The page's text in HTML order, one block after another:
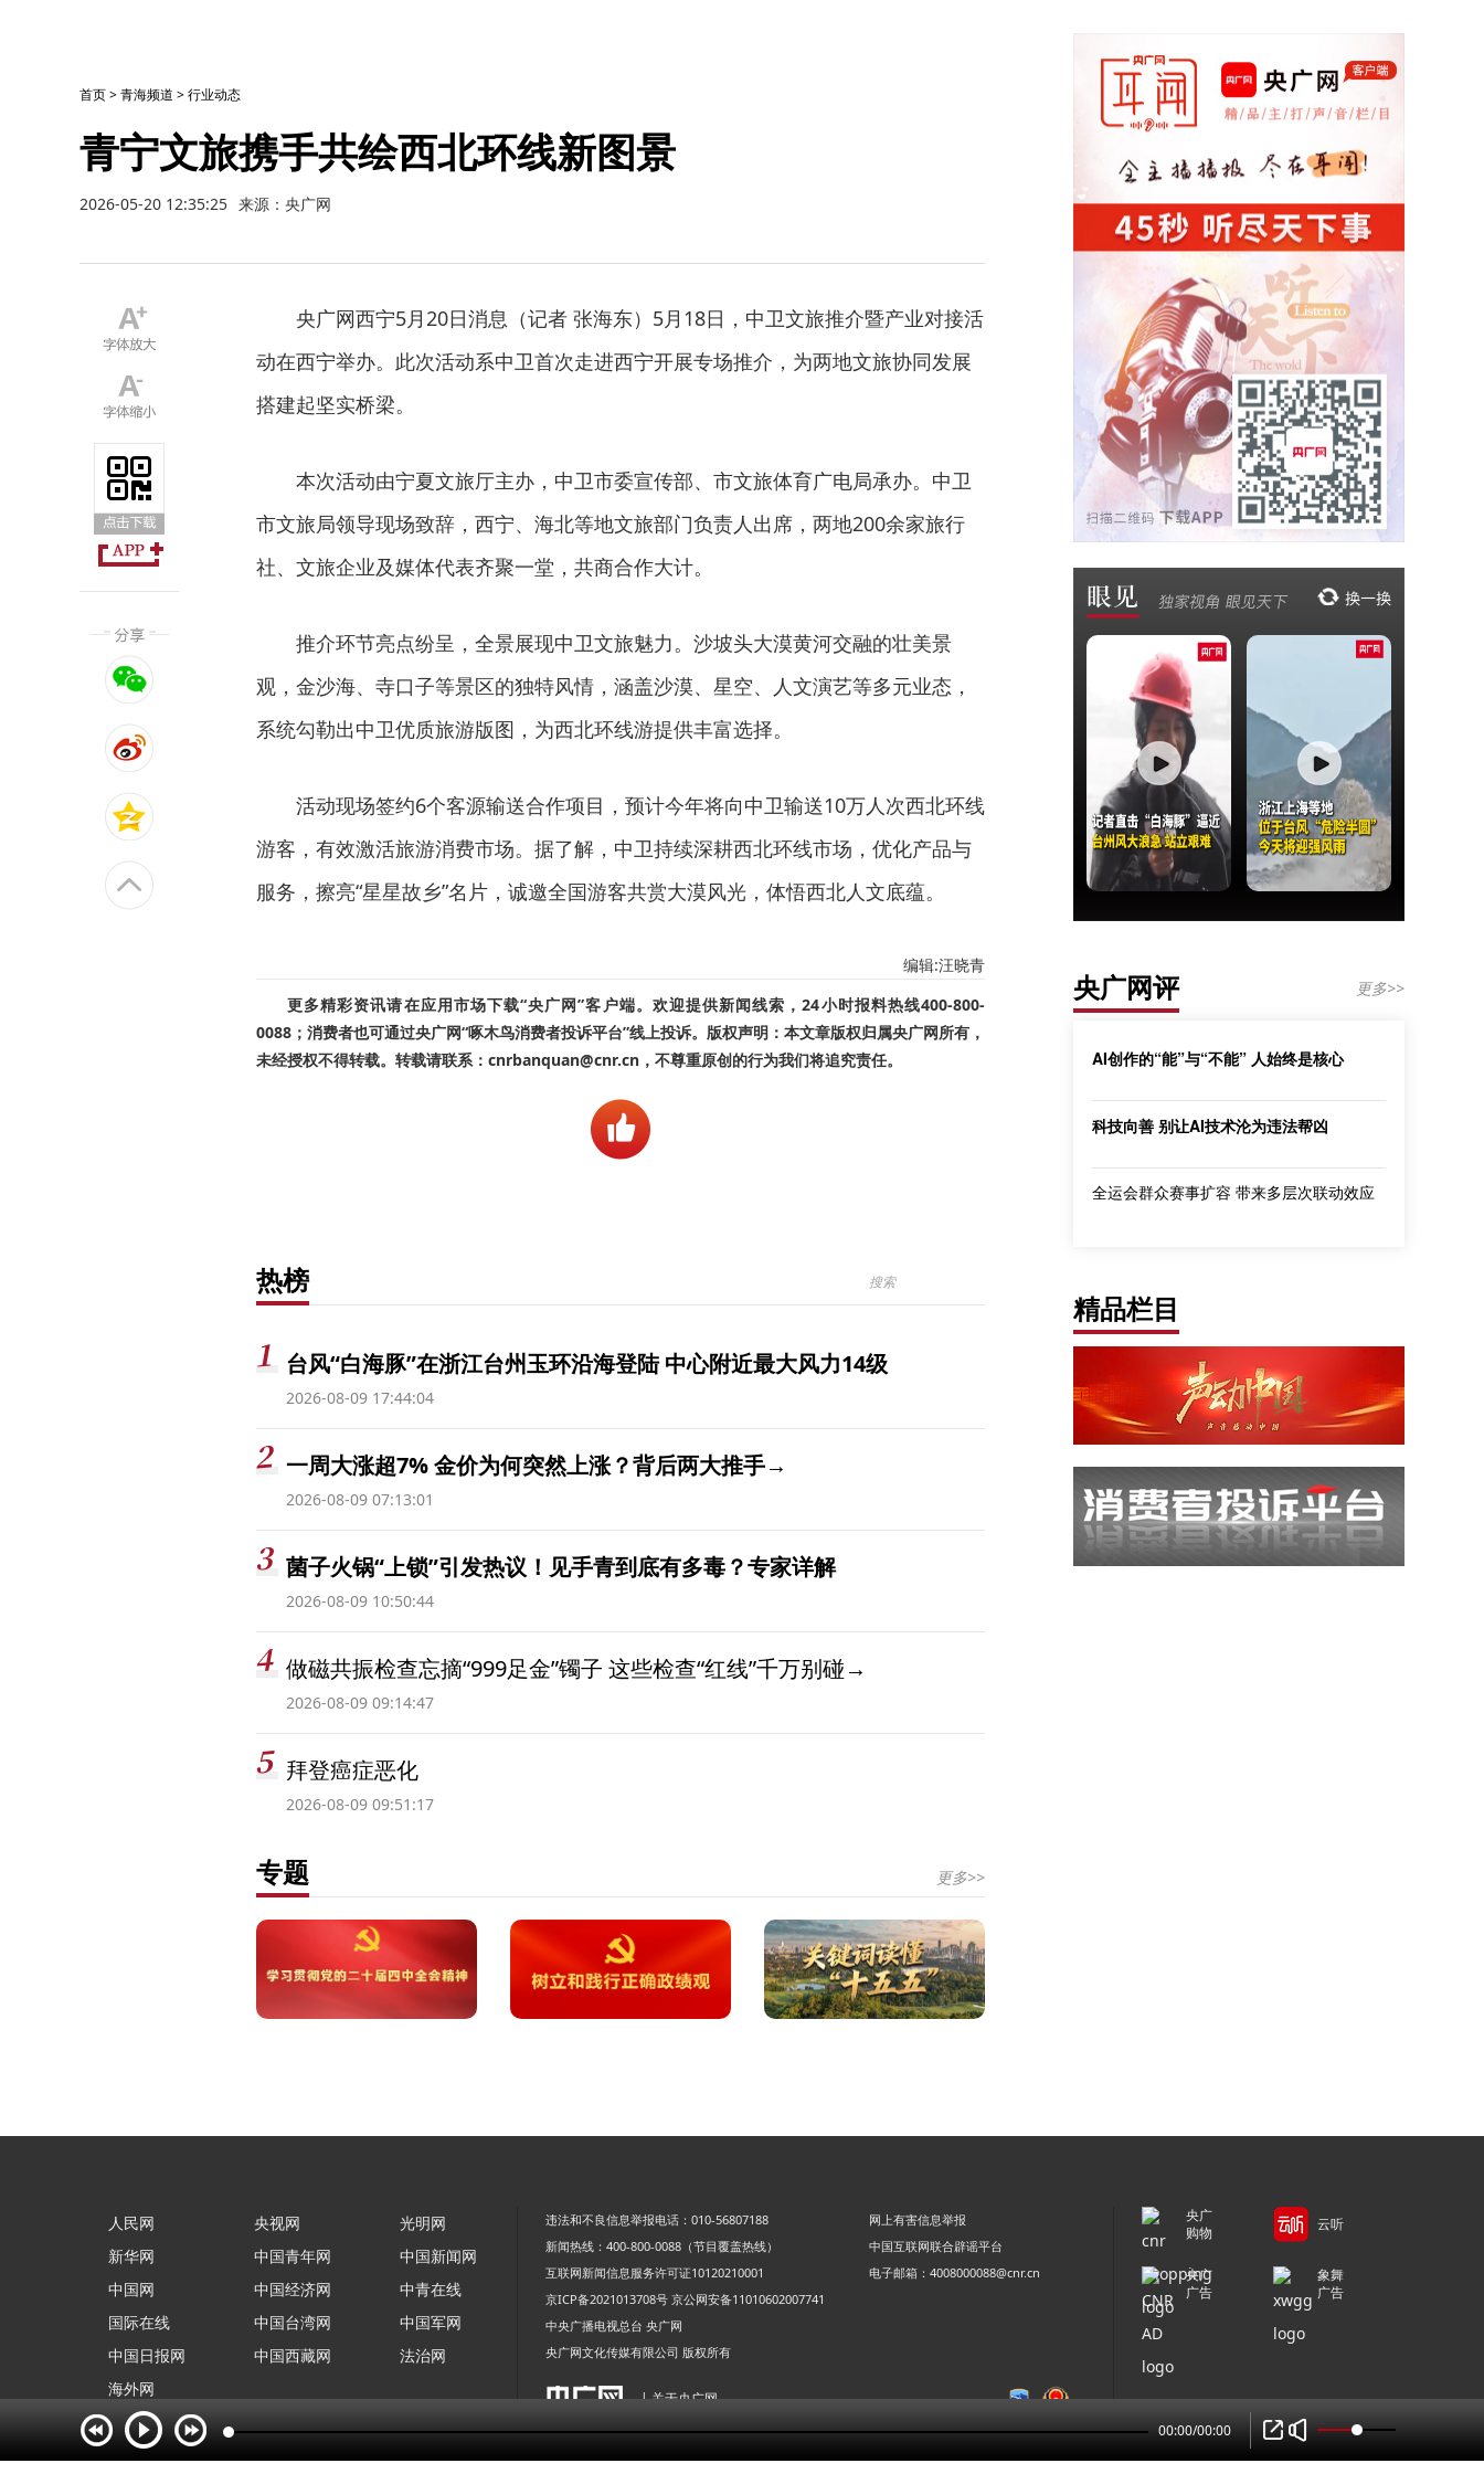
首页>青海频道 >行业动态
青宁文旅携手共绘西北环线新图景
2026-05-20 12:35:25 来源：央广网
央广网西宁5月20日消息（记者 张海东）5月18日，中卫文旅推介暨产业对接活
动在西宁举办。此次活动系中卫首次走进西宁开展专场推介，为两地文旅协同发展
搭建起坚实桥梁。
本次活动由宁夏文旅厅主办，中卫市委宣传部、市文旅体育广电局承办。中卫
市文旅局领导现场致辞，西宁、海北等地文旅部门负责人出席，两地200余家旅行
社、文旅企业及媒体代表齐聚一堂，共商合作大计。
推介环节亮点纷呈，全景展现中卫文旅魅力。沙坡头大漠黄河交融的壮美景
观，金沙海、寺口子等景区的独特风情，涵盖沙漠、星空、人文演艺等多元业态，
系统勾勒出中卫优质旅游版图，为西北环线游提供丰富选择。
活动现场签约6个客源输送合作项目，预计今年将向中卫输送10万人次西北环线
游客，有效激活旅游消费市场。据了解，中卫持续深耕西北环线市场，优化产品与
服务，擦亮“星星故乡”名片，诚邀全国游客共赏大漠风光，体悟西北人文底蕴。
编辑:汪晓青
更多精彩资讯请在应用市场下载“央广网”客户端。欢迎提供新闻线索，24小时报料热线400-800-
0088；消费者也可通过央广网“啄木鸟消费者投诉平台”线上投诉。版权声明：本文章版权归属央广网所有，
未经授权不得转载。转载请联系：cnrbanquan@cnr.cn，不尊重原创的行为我们将追究责任。
热榜
台风“白海豚”在浙江台州玉环沿海登陆 中心附近最大风力14级
2026-08-09 17:44:04
一周大涨超7% 金价为何突然上涨？背后两大推手→
2026-08-09 07:13:01
菌子火锅“上锁”引发热议！见手青到底有多毒？专家详解
2026-08-09 10:50:44
做磁共振检查忘摘“999足金”镯子 这些检查“红线”千万别碰→
2026-08-09 09:14:47
拜登癌症恶化
2026-08-09 09:51:17
专题 更多>>
央广网评 更多>>
AI创作的“能”与“不能” 人始终是核心
科技向善 别让AI技术沦为违法帮凶
全运会群众赛事扩容 带来多层次联动效应
精品栏目
人民网
新华网
中国网
国际在线
中国日报网
海外网
央视网
中国青年网
中国经济网
中国台湾网
中国西藏网
光明网
中国新闻网
中青在线
中国军网
法治网
违法和不良信息举报电话：010-56807188
网上有害信息举报
新闻热线：400-800-0088（节目覆盖热线）
中国互联网联合辟谣平台
互联网新闻信息服务许可证10120210001
电子邮箱：4008000088@cnr.cn
京ICP备2021013708号 京公网安备11010602007741
中央广播电视总台 央广网
央广网文化传媒有限公司 版权所有
| 关于央广网
央广
购物
云听
央广
广告
象舞
广告
00:00/00:00